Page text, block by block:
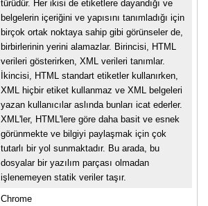
türüdür. Her ikisi de etiketlere dayandığı ve
belgelerin içeriğini ve yapısını tanımladığı için
birçok ortak noktaya sahip gibi görünseler de,
birbirlerinin yerini alamazlar. Birincisi, HTML
verileri gösterirken, XML verileri tanımlar.
İkincisi, HTML standart etiketler kullanırken,
XML hiçbir etiket kullanmaz ve XML belgeleri
yazan kullanıcılar aslında bunları icat ederler.
XML'ler, HTML'lere göre daha basit ve esnek
görünmekte ve bilgiyi paylaşmak için çok
tutarlı bir yol sunmaktadır. Bu arada, bu
dosyalar bir yazılım parçası olmadan
işlenemeyen statik veriler taşır.
Chrome